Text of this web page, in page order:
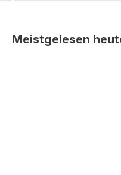
Meistgelesen